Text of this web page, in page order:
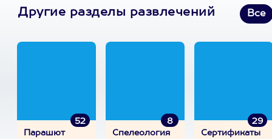
Другие разделы развлечений Все
52
Парашют
8
Спелеология
29
Сертификаты